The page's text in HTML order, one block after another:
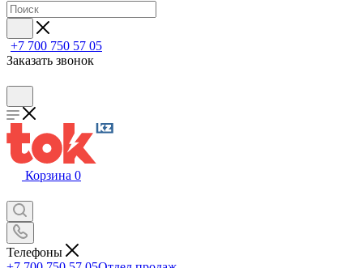
+7 700 750 57 05
Заказать звонок
Корзина 0
Телефоны